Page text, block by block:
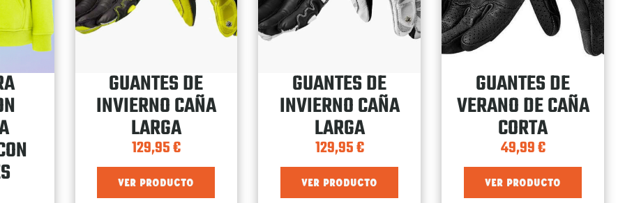
GUANTES DE
INVIERNO CAÑA
LARGA
129,95€
VER PRODUCTO
GUANTES DE
INVIERNO CAÑA
LARGA
129,95€
VER PRODUCTO
GUANTES DE
VERANO DE CAÑA
CORTA
49,99€
VER PRODUCTO